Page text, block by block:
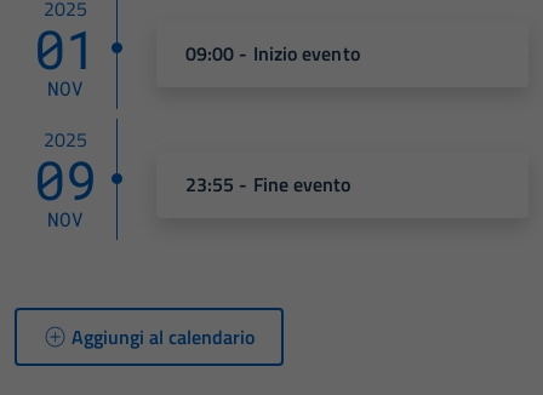
2025
01
NOV
09:00 - Inizio evento
2025
09
NOV
23:55 - Fine evento
Aggiungi al calendario
disabilitati.